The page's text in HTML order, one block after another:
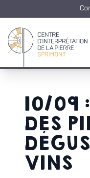
10/09
DES
VINS